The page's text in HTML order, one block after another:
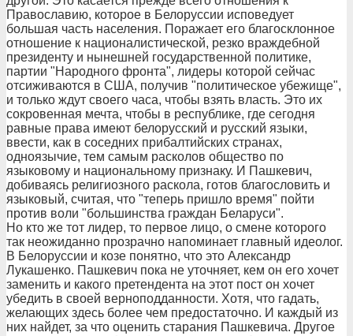
Православию, которое в Белоруссии исповедует
большая часть населения. Поражает его благосклонное
отношение к националистической, резко враждебной
президенту и нынешней государственной политике,
партии "Народного фронта", лидеры которой сейчас
отсиживаются в США, получив "политическое убежище",
и только ждут своего часа, чтобы взять власть. Это их
сокровенная мечта, чтобы в республике, где сегодня
равные права имеют белорусский и русский языки,
ввести, как в соседних прибалтийских странах,
одноязычие, тем самым расколов общество по
языковому и национальному признаку. И Пашкевич,
добиваясь религиозного раскола, готов благословить и
языковый, считая, что "теперь пришло время" пойти
против воли "большинства граждан Беларуси".
Но кто же тот лидер, то первое лицо, о смене которого
так неожиданно прозрачно напоминает главный идеолог.
В Белоруссии и козе понятно, что это Александр
Лукашенко. Пашкевич пока не уточняет, кем он его хочет
заменить и какого претендента на этот пост он хочет
убедить в своей верноподданности. Хотя, что гадать,
желающих здесь более чем предостаточно. И каждый из
них найдет, за что оценить старания Пашкевича. Другое